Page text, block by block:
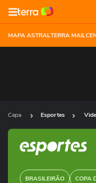
MAPA ASTRALTERRA MAIL
Capa Esportes
BRASILEIRÃO COPA